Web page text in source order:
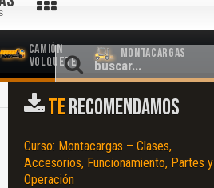
Camión
Volquete
Montacargas
TERECOMENDAMOS
Curso: Montacargas – Clases,
Accesorios, Funcionamiento, Partes y
Operación